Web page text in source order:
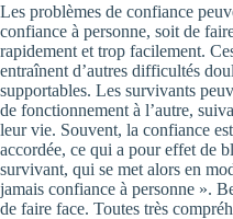
Les problèmes de confiance
confiance à personne, soit de
rapidement et trop facilement.
entraînent d’autres difficultés
supportables. Les survivants
de fonctionnement à l’autre,
leur vie. Souvent, la confiance
accordée, ce qui a pour effet de
survivant, qui se met alors en
jamais confiance à personne ».
de faire face. Toutes très